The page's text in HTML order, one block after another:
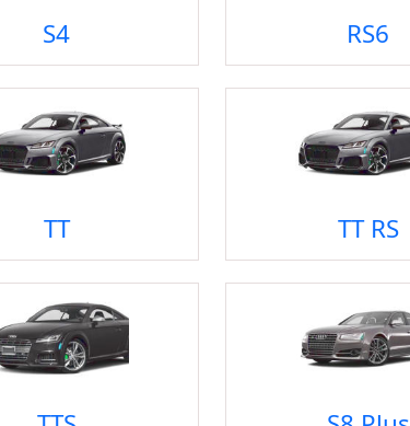
S4 RS6
TT TT RS